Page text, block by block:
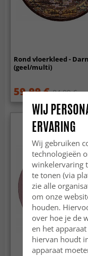
Rond vloerkleed -
(geel/multi)
59.99 € 84.99 €
WIJ
ERVARING
Wij gebruiken
technologieën
winkelervaring
te tonen (via
zie alle
om onze
houden.
over hoe je de
en het
hiervan houdt
apparaat